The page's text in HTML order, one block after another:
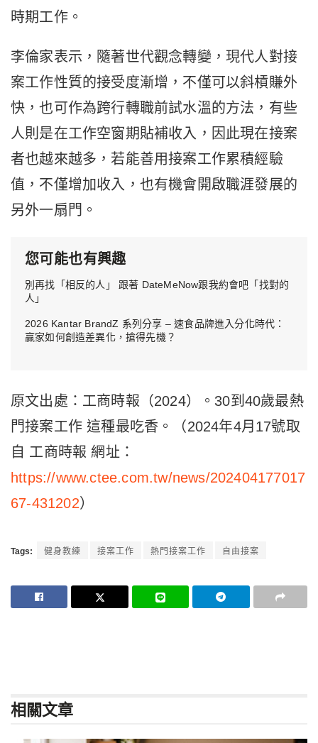
時期工作。
李倫家表示，隨著世代觀念轉變，現代人對接
案工作性質的接受度漸增，不僅可以斜槓賺外
快，也可作為跨行轉職前試水溫的方法，有些
人則是在工作空窗期貼補收入，因此現在接案
者也越來越多，若能善用接案工作累積經驗
值，不僅增加收入，也有機會開啟職涯發展的
另外一扇門。
您可能也有興趣
別再找「相反的人」 跟著 DateMeNow跟我約會吧「找對的
人」
2026 Kantar BrandZ 系列分享 – 速食品牌進入分化時代：
贏家如何創造差異化，搶得先機？
原文出處：工商時報（2024）。30到40歲最熱
門接案工作 這種最吃香。（2024年4月17號取
自 工商時報 網址：
https://www.ctee.com.tw/news/202404177017
67-431202）
Tags: 健身教練 接案工作 熱門接案工作 自由接案
相關文章